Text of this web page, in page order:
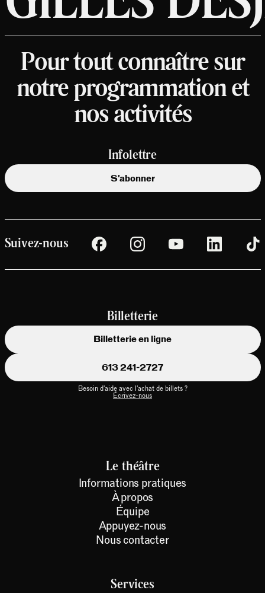
Pour tout connaître sur
notre programmation et
nos activités
Infolettre
S'abonner
Suivez-nous
Services
Le théâtre
Informations pratiques
À propos
Équipe
Appuyez-nous
Nous contacter
Billetterie
Billetterie en ligne
613 241-2727
Besoin d'aide avec l'achat de billets ?
Écrivez-nous